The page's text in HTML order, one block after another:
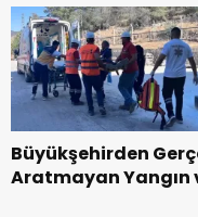
Büyükşehirden
Aratmayan Yangın